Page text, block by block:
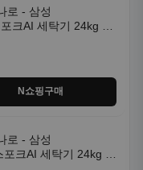
로 - 삼성
크AI 세탁기 24kg 건
N쇼핑구매
로 - 삼성
크AI 세탁기 24kg 건